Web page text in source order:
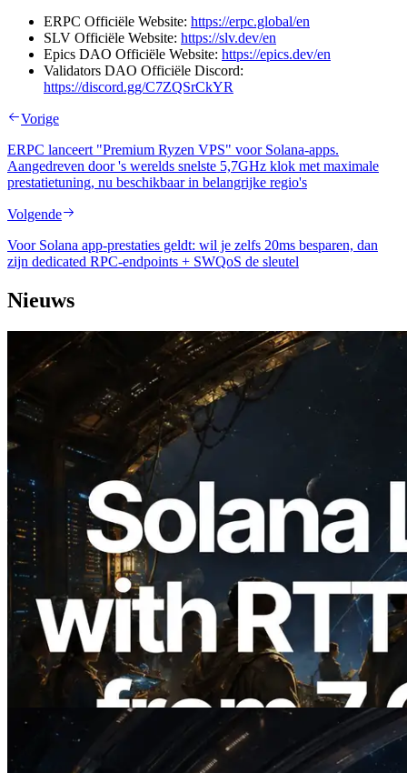
ERPC Officiële Website: https://erpc.global/en
SLV Officiële Website: https://slv.dev/en
Epics DAO Officiële Website: https://epics.dev/en
Validators DAO Officiële Discord:
https://discord.gg/C7ZQSrCkYR
Vorige
ERPC lanceert "Premium Ryzen VPS" voor Solana-apps.
Aangedreven door 's werelds snelste 5,7GHz klok met maximale
prestatietuning, nu beschikbaar in belangrijke regio's
Volgende
Voor Solana app-prestaties geldt: wil je zelfs 20ms besparen, dan
zijn dedicated RPC-endpoints + SWQoS de sleutel
Nieuws
2026.08.05
ERPC Breidt Solana Leader Slot API Uit
met Pingmeting vanuit 7 Wereldwijde
Regio’s — Validators Information API
Ook Gelanceerd